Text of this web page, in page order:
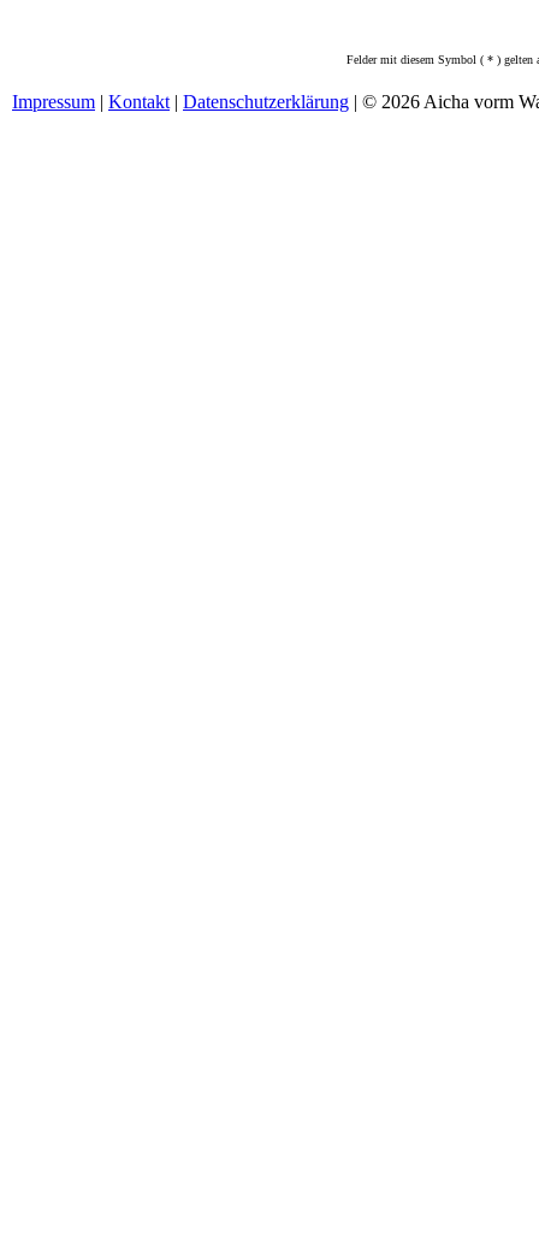
Felder mit diesem Symbol ( * ) gelten
Impressum | Kontakt| Datenschutzerklärung | © 2026 Aicha vorm